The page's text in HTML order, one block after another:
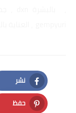
نشر
Facebook
حفظ